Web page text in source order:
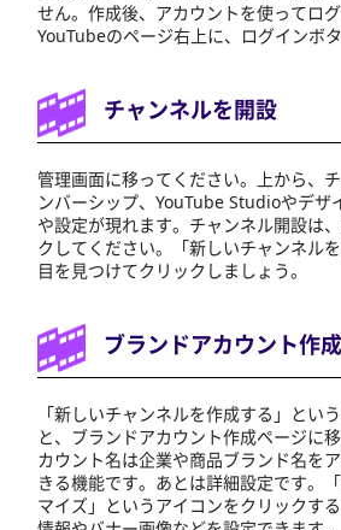
せん。作成後、アカウントを使ってログ
YouTubeのページ右上に、ログインボタ
チャンネルを開設
管理画面に移ってください。上から、
ンバーシップ、YouTube Studioやデザ
や設定が現れます。チャンネル開設は
クしてください。「新しいチャンネル
目を見つけてクリックしましょう。
ブランドアカウント作
「新しいチャンネルを作成する」とい
と、ブランドアカウント作成ページに
カウント名は企業や商品ブランド名を
きる機能です。あとは詳細設定です。
マイズ」というアイコンをクリックす